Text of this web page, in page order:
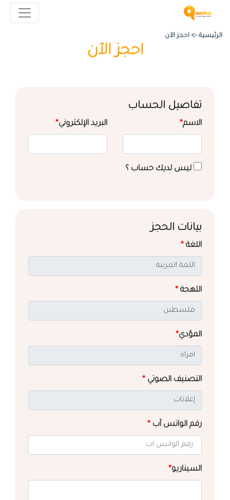
الرئيسية -> احجز الآن
احجز الآن
تفاصيل الحساب
الاسم* البريد الإلكتروني*
ليس لديك حساب ؟
بيانات الحجز
اللغة *
اللهجة *
المؤدي*
التصنيف الصوتي *
رقم الواتس آب *
السيناريو*